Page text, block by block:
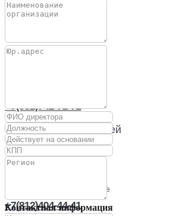
+7(981)742-71-72
Отдел запасных частей
Сервисная служба
гарантийное, постгарантийное
обслуживание
+7(812)404-44-41
Контактная информация